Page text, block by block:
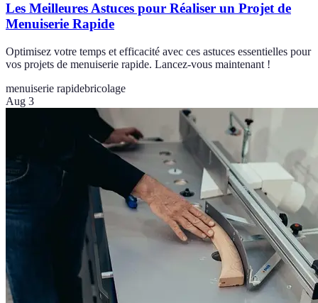
Les Meilleures Astuces pour Réaliser un Projet de
Menuiserie Rapide
Optimisez votre temps et efficacité avec ces astuces essentielles pour
vos projets de menuiserie rapide. Lancez-vous maintenant !
menuiserie rapidebricolage
Aug 3